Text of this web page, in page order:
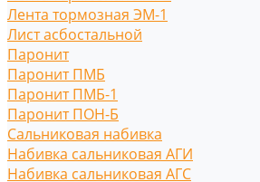
Лента тормозная ЭМ-1
Лист асбостальной
Паронит
Паронит ПМБ
Паронит ПМБ-1
Паронит ПОН-Б
Сальниковая набивка
Набивка сальниковая АГИ
Набивка сальниковая АГС